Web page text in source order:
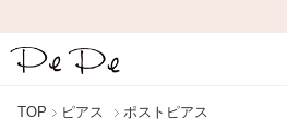
TOP ピアス ポストピアス